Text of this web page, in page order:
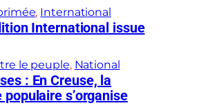
, International
International issue
le peuple, National
: En Creuse, la
s’organise